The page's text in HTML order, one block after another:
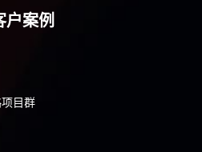
户案例
目群